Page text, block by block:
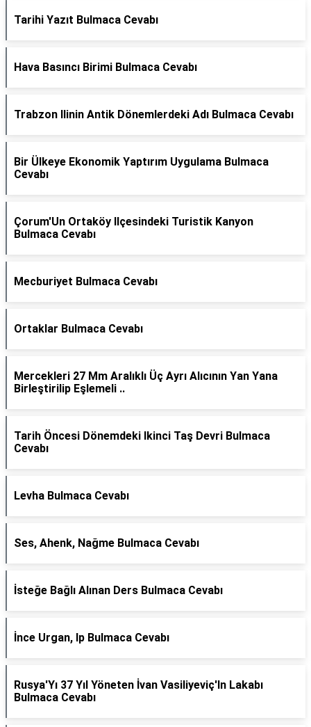
Tarihi Yazıt Bulmaca Cevabı
Hava Basıncı Birimi Bulmaca Cevabı
Trabzon Ilinin Antik Dönemlerdeki Adı Bulmaca Cevabı
Bir Ülkeye Ekonomik Yaptırım Uygulama Bulmaca
Cevabı
Çorum'Un Ortaköy Ilçesindeki Turistik Kanyon
Bulmaca Cevabı
Mecburiyet Bulmaca Cevabı
Ortaklar Bulmaca Cevabı
Mercekleri 27 Mm Aralıklı Üç Ayrı Alıcının Yan Yana
Birleştirilip Eşlemeli ..
Tarih Öncesi Dönemdeki Ikinci Taş Devri Bulmaca
Cevabı
Levha Bulmaca Cevabı
Ses, Ahenk, Nağme Bulmaca Cevabı
İsteğe Bağlı Alınan Ders Bulmaca Cevabı
İnce Urgan, Ip Bulmaca Cevabı
Rusya'Yı 37 Yıl Yöneten İvan Vasiliyeviç'In Lakabı
Bulmaca Cevabı